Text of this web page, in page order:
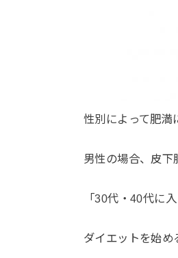
性別によって肥満
男性の場合、皮下
「30代・40代に
ダイエットを始め